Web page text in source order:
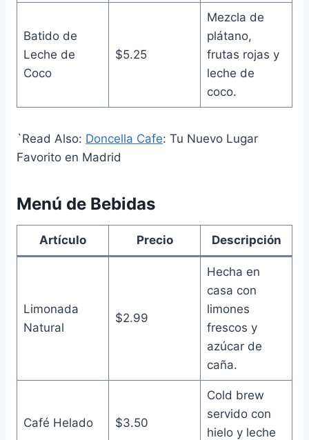
Batido de
Leche de
Coco
$5.25
Mezcla de
plátano,
frutas rojas y
leche de
coco.
`Read Also: Doncella Cafe: Tu Nuevo Lugar
Favorito en Madrid
Menú de Bebidas
Artículo Precio Descripción
Limonada
Natural
$2.99
Hecha en
casa con
limones
frescos y
azúcar de
caña.
Café Helado $3.50
Cold brew
servido con
hielo y leche